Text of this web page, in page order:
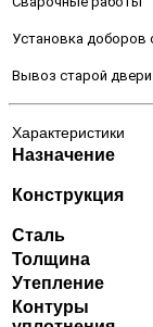
Установка доборов
Вывоз старой двери
Характеристики
Назначение
Конструкция
Сталь
Толщина
Утепление
Контуры